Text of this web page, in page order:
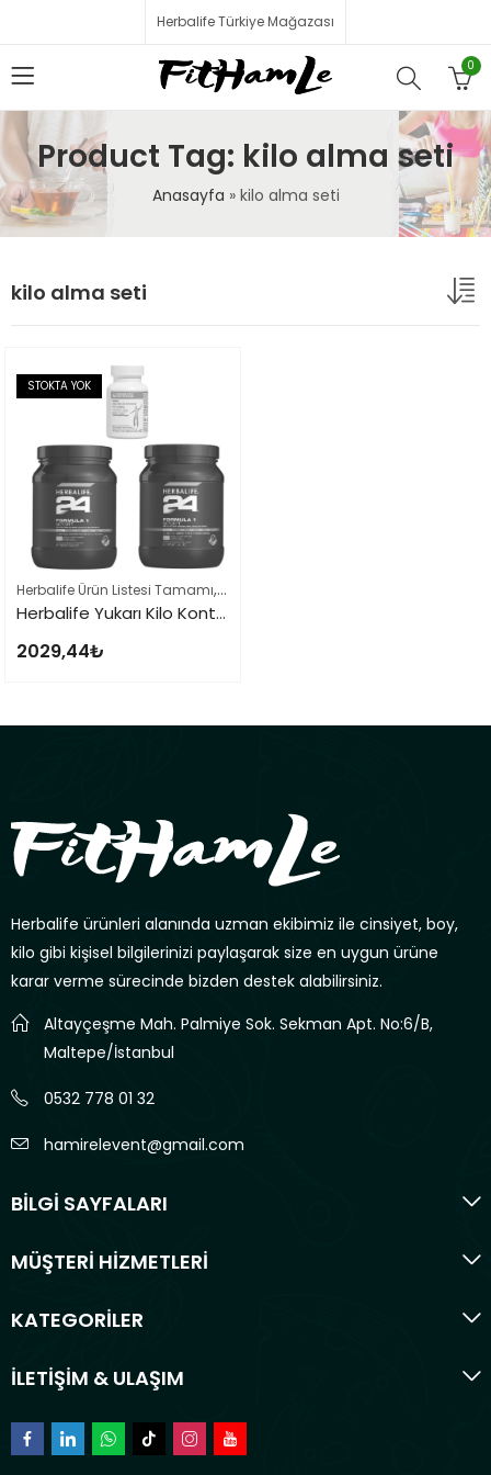
Herbalife Türkiye Mağazası
0
Product Tag: kilo alma seti
Anasayfa » kilo alma seti
kilo alma seti
STOKTA YOK
Herbalife Ürün Listesi Tamamı, Kilo Alma Setleri
Herbalife Yukarı Kilo Kontrol Kilo Alma Seti
2029,44₺
Herbalife ürünleri alanında uzman ekibimiz ile cinsiyet, boy,
kilo gibi kişisel bilgilerinizi paylaşarak size en uygun ürüne
karar verme sürecinde bizden destek alabilirsiniz.
Altayçeşme Mah. Palmiye Sok. Sekman Apt. No:6/B,
Maltepe/İstanbul
0532 778 01 32
hamirelevent@gmail.com
BİLGİ SAYFALARI
MÜŞTERİ HİZMETLERİ
KATEGORİLER
İLETİŞİM & ULAŞIM